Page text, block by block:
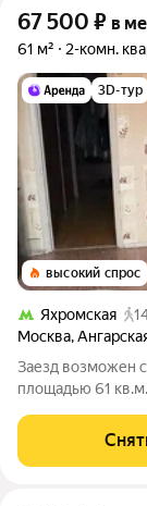
67 500 ₽ в
61 м² 2-комн.
3D-тур
высокий спрос
Яхромская
Москва,
Заезд возможен
площадью 61
Телевизор Духовой шкаф Стиральная машина Холодильник
Микроволновка